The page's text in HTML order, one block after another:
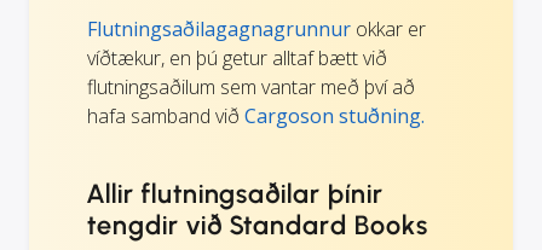
Flutningsaðilagagnagrunnur okkar er
víðtækur, en þú getur alltaf bætt við
flutningsaðilum sem vantar með því að
hafa samband við Cargoson stuðning.
Allir flutningsaðilar þínir
tengdir við Standard Books